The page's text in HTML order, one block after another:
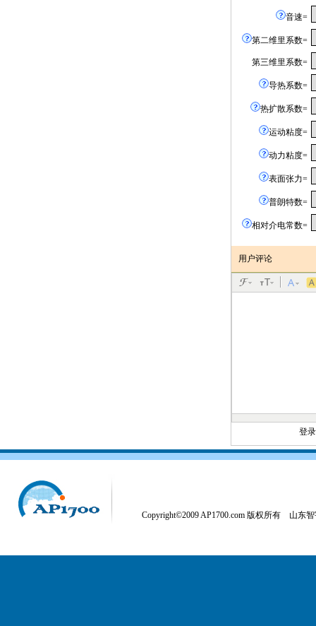
音速=
第二维里系数=
第三维里系数=
导热系数=
热扩散系数=
运动粘度=
动力粘度=
表面张力=
普朗特数=
相对介电常数=
用户评论
登
Copyright©2009 AP1700.com 版权所有 山东